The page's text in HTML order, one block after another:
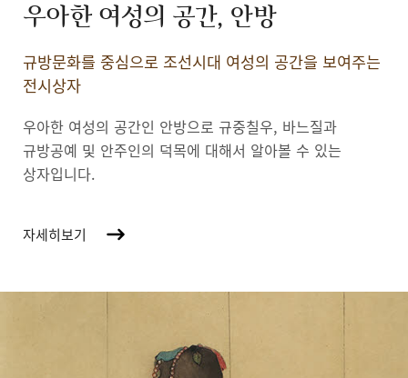
우아한 여성의 공간, 안방
규방문화를 중심으로 조선시대 여성의 공간을 보여주는
전시상자
우아한 여성의 공간인 안방으로 규중칠우, 바느질과
규방공예 및 안주인의 덕목에 대해서 알아볼 수 있는
상자입니다.
자세히보기